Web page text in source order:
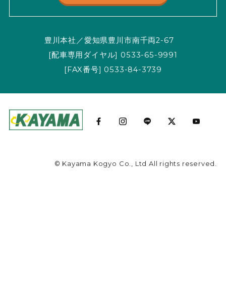
豊川本社／愛知県豊川市南千両2-67
[配車専用ダイヤル] 0533-65-9991
[FAX番号] 0533-84-3739
© Kayama Kogyo Co., Ltd All rights reserved.